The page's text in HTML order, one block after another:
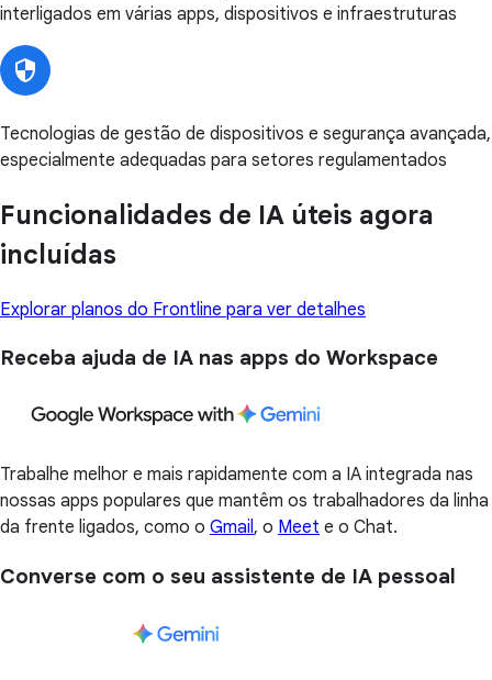
interligados em várias apps, dispositivos e infraestruturas
Tecnologias de gestão de dispositivos e segurança avançada,
especialmente adequadas para setores regulamentados
Funcionalidades de IA úteis agora
incluídas
Explorar planos do Frontline para ver detalhes
Receba ajuda de IA nas apps do Workspace
Trabalhe melhor e mais rapidamente com a IA integrada nas
nossas apps populares que mantêm os trabalhadores da linha
da frente ligados, como o Gmail, o Meet e o Chat.
Converse com o seu assistente de IA pessoal